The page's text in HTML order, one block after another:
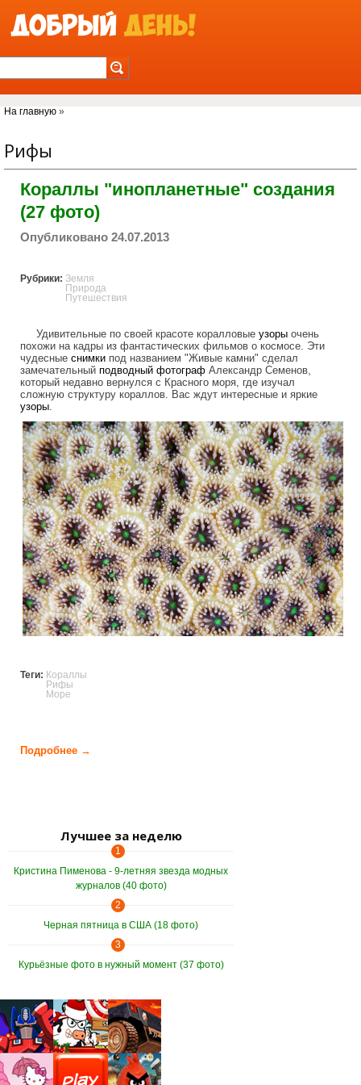
Вы здесь
На главную »
Рифы
Кораллы "инопланетные" создания
(27 фото)
Опубликовано 24.07.2013
Рубрики: Земля
Природа
Путешествия
Удивительные по своей красоте коралловые узоры очень
похожи на кадры из фантастических фильмов о космосе. Эти
чудесные снимки под названием "Живые камни" сделал
замечательный подводный фотограф Александр Семенов,
который недавно вернулся с Красного моря, где изучал
сложную структуру кораллов. Вас ждут интересные и яркие
узоры.
sorals_the_alien_creation.jpg
Теги: Кораллы
Рифы
Море
Подробнее →
Лучшее за неделю
1
Кристина Пименова - 9-летняя звезда модных
журналов (40 фото)
2
Черная пятница в США (18 фото)
3
Курьёзные фото в нужный момент (37 фото)